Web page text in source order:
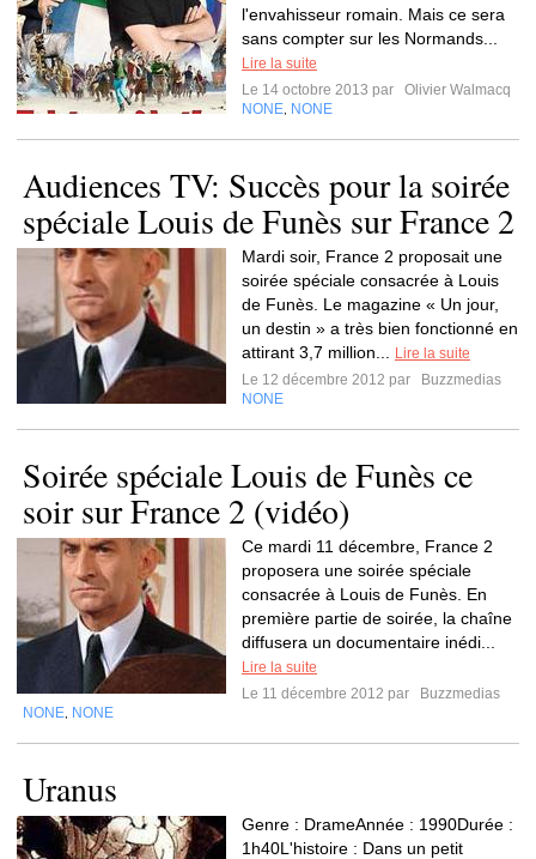
l'envahisseur romain. Mais ce sera
sans compter sur les Normands...
Lire la suite
Le 14 octobre 2013 par
Olivier Walmacq
NONE NONE
Audiences TV: Succès pour la soirée
spéciale Louis de Funès sur France 2
Mardi soir, France 2 proposait une
soirée spéciale consacrée à Louis
de Funès. Le magazine « Un jour,
un destin » a très bien fonctionné en
attirant 3,7 million...
Lire la suite
Le 12 décembre 2012 par
Buzzmedias
NONE
Soirée spéciale Louis de Funès ce
soir sur France 2 (vidéo)
Ce mardi 11 décembre, France 2
proposera une soirée spéciale
consacrée à Louis de Funès. En
première partie de soirée, la chaîne
diffusera un documentaire inédi...
Lire la suite
Le 11 décembre 2012 par
Buzzmedias
NONE NONE
Uranus
Genre : DrameAnnée : 1990Durée :
1h40L'histoire : Dans un petit